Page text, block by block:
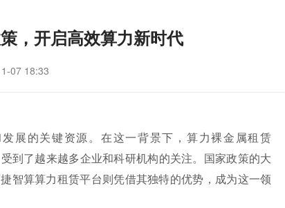
，开启高效算力新时代
07 18:33
展的关键资源。在这一背景下，算力裸金属租赁
到了越来越多企业和科研机构的关注。国家政策的大
智算算力租赁平台则凭借其独特的优势，成为这一领